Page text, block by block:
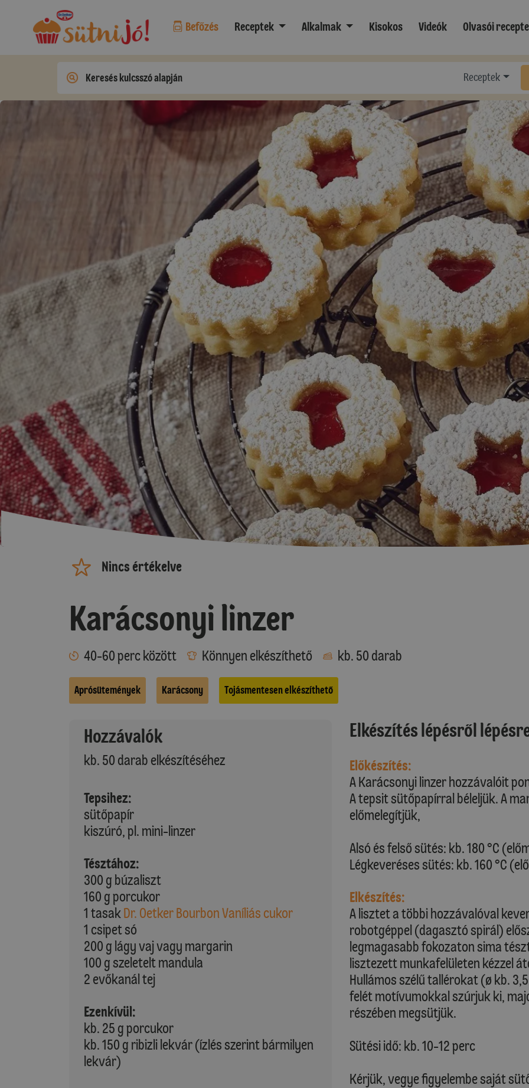
Befőzés Receptek Alkalmak Kisokos Videók Olvasói
Receptek
Nincs értékelve
Karácsonyi linzer
40-60 perc között Könnyen elkészíthető kb. 50 darab
Aprósütemények Karácsony Tojásmentesen elkészíthető
Hozzávalók
kb. 50 darab elkészítéséhez
Tepsihez:
sütőpapír
kiszúró, pl. mini-linzer
Tésztához:
300 g búzaliszt
160 g porcukor
1 tasakDr. Oetker Bourbon Vaníliás cukor
1 csipet só
200 g lágy vaj vagy margarin
100 g szeletelt mandula
2 evőkanál tej
Ezenkívül:
kb. 25 g porcukor
kb. 150 g ribizli lekvár (ízlés szerint bármilyen
lekvár)
Elkészítés lépésről
Előkészítés:
A Karácsonyi linzer hozzávalóit
A tepsit sütőpapírral béleljük. A
előmelegítjük,
Alsó és felső sütés: kb. 180 °C
Légkeveréses sütés: kb. 160 °C
Elkészítés:
A lisztet a többi hozzávalóval
robotgéppel (dagasztó spirál)
legmagasabb fokozaton sima
lisztezett munkafelületen kézzel
Hullámos szélű tallérokat (ø kb.
felét motívumokkal szúrjuk ki,
részében megsütjük.
Sütési idő: kb. 10-12 perc
Kérjük, vegye figyelembe saját